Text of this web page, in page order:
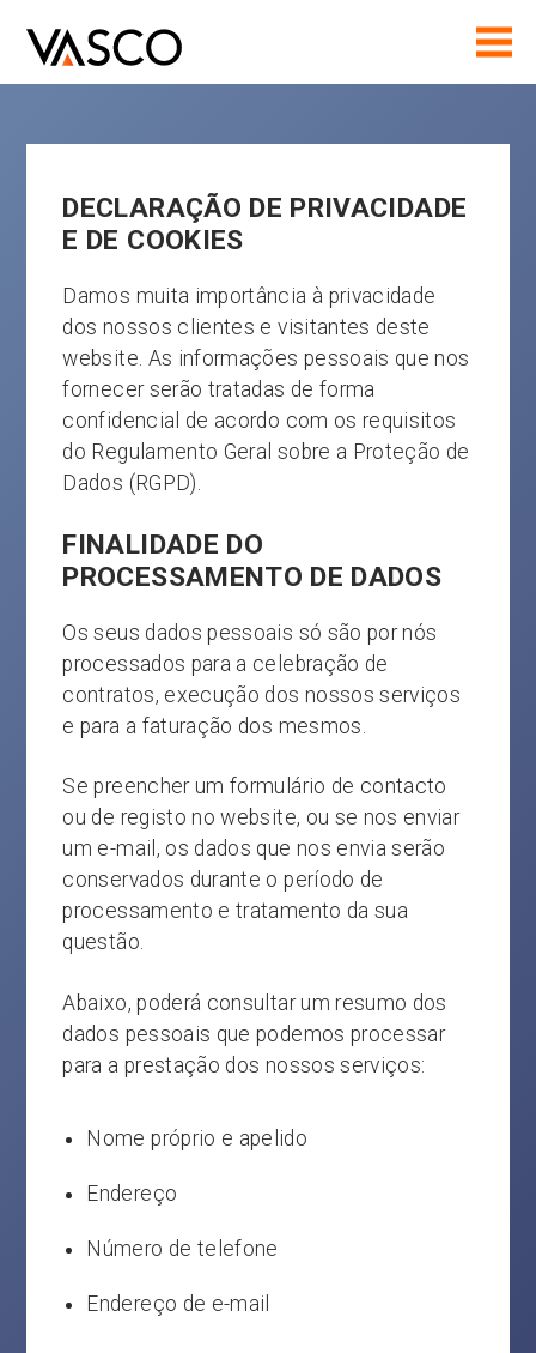
DECLARAÇÃO DE PRIVACIDADE
E DE COOKIES
Damos muita importância à privacidade
dos nossos clientes e visitantes deste
website. As informações pessoais que nos
fornecer serão tratadas de forma
confidencial de acordo com os requisitos
do Regulamento Geral sobre a Proteção de
Dados (RGPD).
FINALIDADE DO
PROCESSAMENTO DE DADOS
Os seus dados pessoais só são por nós
processados para a celebração de
contratos, execução dos nossos serviços
e para a faturação dos mesmos.
Se preencher um formulário de contacto
ou de registo no website, ou se nos enviar
um e-mail, os dados que nos envia serão
conservados durante o período de
processamento e tratamento da sua
questão.
Abaixo, poderá consultar um resumo dos
dados pessoais que podemos processar
para a prestação dos nossos serviços:
Nome próprio e apelido
Endereço
Número de telefone
Endereço de e-mail